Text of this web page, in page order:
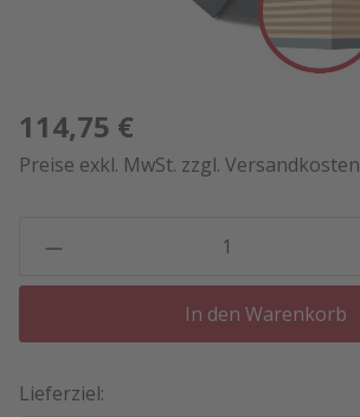
114,75 €
Preise exkl. MwSt. zzgl. Versandkosten
In den Warenkorb
Lieferziel: